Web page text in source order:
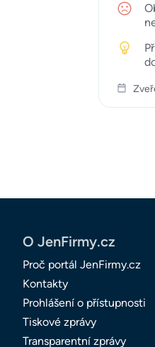
O JenFirmy.cz
Proč portál JenFirmy.cz
Kontakty
Prohlášení o přístupnosti
Tiskové zprávy
Transparentní zprávy